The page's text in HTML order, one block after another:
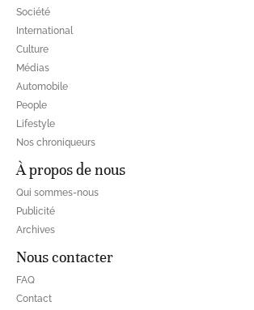
Société
International
Culture
Médias
Automobile
People
Lifestyle
Nos chroniqueurs
À propos de nous
Qui sommes-nous
Publicité
Archives
Nous contacter
FAQ
Contact